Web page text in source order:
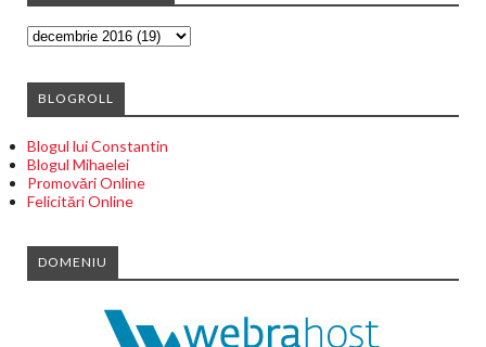
BLOGROLL
Blogul lui Constantin
Blogul Mihaelei
Promovări Online
Felicitări Online
DOMENIU